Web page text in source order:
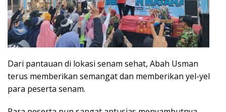
Dari pantauan di lokasi senam sehat, Abah Usman
terus memberikan semangat dan memberikan yel-yel
para peserta senam.